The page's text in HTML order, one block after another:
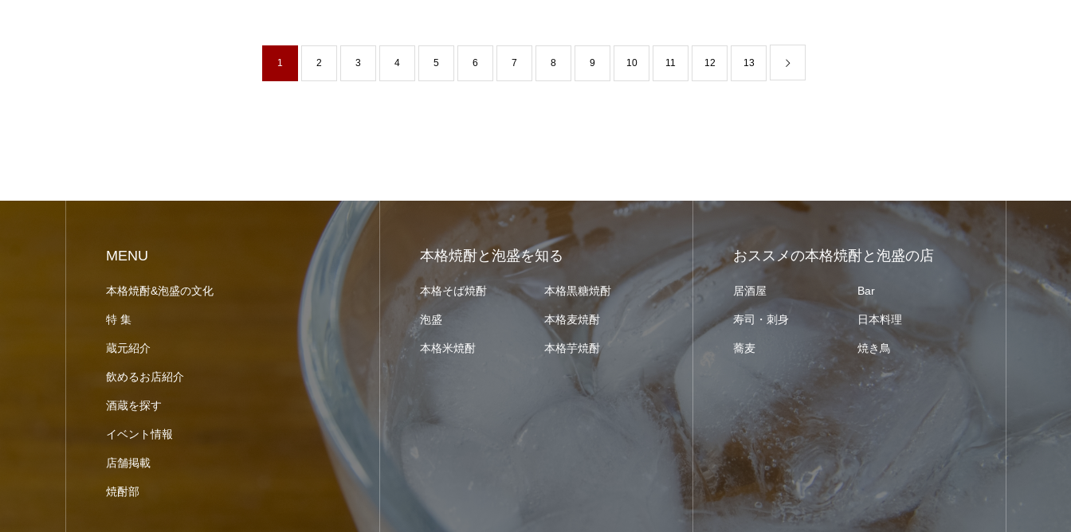
1 2 3 4 5 6 7 8 9 10 11 12 13
MENU
本格焼酎&泡盛の文化
特 集
蔵元紹介
飲めるお店紹介
酒蔵を探す
イベント情報
店舗掲載
焼酎部
本格焼酎と泡盛を知る
本格そば焼酎 本格黒糖焼酎
泡盛 本格麦焼酎
本格米焼酎 本格芋焼酎
おススメの本格焼酎と泡盛の店
居酒屋 Bar
寿司・刺身 日本料理
蕎麦 焼き鳥